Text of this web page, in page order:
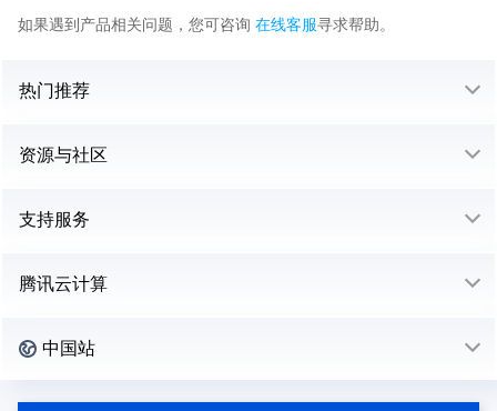
如果遇到产品相关问题，您可咨询 在线客服寻求帮助。
热门推荐
资源与社区
支持服务
腾讯云计算
中国站